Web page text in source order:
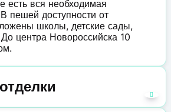
есть вся необходимая
пешей доступности от
школы, детские сады,
центра Новороссийска 10